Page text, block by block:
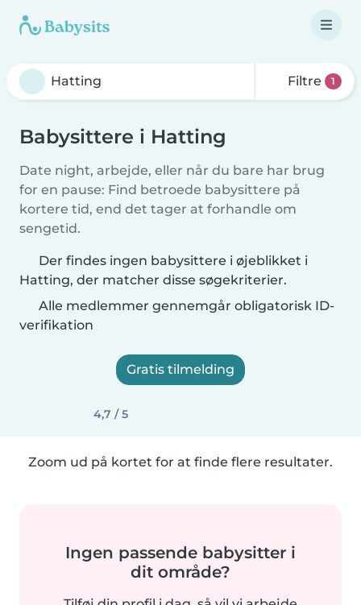
Filtre 1
Babysittere i Hatting
Date night, arbejde, eller når du bare har brug
for en pause: Find betroede babysittere på
kortere tid, end det tager at forhandle om
sengetid.
Der findes ingen babysittere i øjeblikket i
Hatting, der matcher disse søgekriterier.
Alle medlemmer gennemgår obligatorisk ID-
verifikation
Gratis tilmelding
4,7 / 5
Zoom ud på kortet for at finde flere resultater.
Ingen passende babysitter i
dit område?